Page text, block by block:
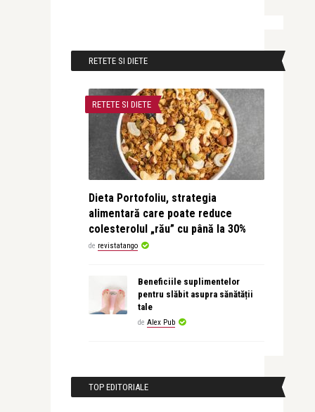
RETETE SI DIETE
RETETE SI DIETE
Dieta Portofoliu, strategia
alimentară care poate reduce
colesterolul „rău” cu până la 30%
de revistatango
Beneficiile suplimentelor
pentru slăbit asupra sănătății
tale
de Alex Pub
TOP EDITORIALE